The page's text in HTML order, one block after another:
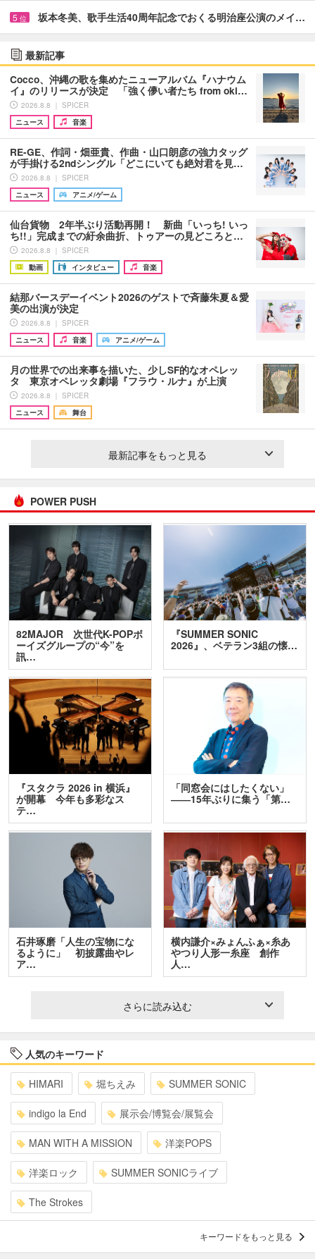
5 位 坂本冬美、歌手生活40周年記念でおくる明治座公演のメイ…
最新記事
Cocco、沖縄の歌を集めたニューアルバム『ハナウム
イ』のリリースが決定 「強く儚い者たち from oki…
2026.8.8 ｜ SPICER
ニュース
音楽
RE-GE、作詞・畑亜貴、作曲・山口朗彦の強力タッグ
が手掛ける2ndシングル「どこにいても絶対君を見…
2026.8.8 ｜ SPICER
ニュース
アニメ/ゲーム
仙台貨物 2年半ぶり活動再開！ 新曲「いっち! いっ
ち!!」完成までの紆余曲折、トゥアーの見どころと…
2026.8.8 ｜ SPICER
動画
インタビュー 音楽
結那バースデーイベント2026のゲストで斉藤朱夏＆愛
美の出演が決定
2026.8.8 ｜ SPICER
ニュース
音楽 アニメ/ゲーム
月の世界での出来事を描いた、少しSF的なオペレッ
タ 東京オペレッタ劇場『フラウ・ルナ』が上演
2026.8.8 ｜ SPICER
ニュース
舞台
最新記事をもっと見る
POWER PUSH
82MAJOR 次世代K-POPボ
ーイズグループの“今”を
訊…
『SUMMER SONIC
2026』、ベテラン3組の懐…
『スタクラ 2026 in 横浜』
が開幕 今年も多彩なス
テ…
「同窓会にはしたくない」
――15年ぶりに集う「第…
石井琢磨「人生の宝物にな
るように」 初披露曲やレ
ア…
横内謙介×みょんふぁ×糸あ
やつり人形一糸座 創作
人…
さらに読み込む
人気のキーワード
HIMARI 堀ちえみ SUMMER SONIC
indigo la End 展示会/博覧会/展覧会
MAN WITH A MISSION 洋楽POPS
洋楽ロック SUMMER SONICライブ
The Strokes
キーワードをもっと見る